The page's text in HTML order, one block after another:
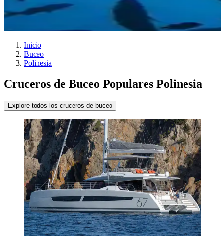
Inicio
Buceo
Polinesia
Cruceros de Buceo Populares Polinesia
Explore todos los cruceros de buceo